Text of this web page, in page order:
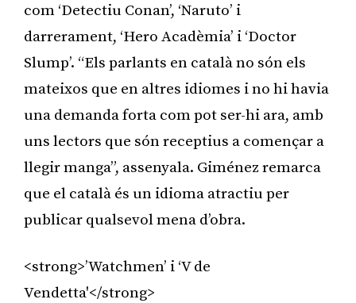
com ‘Detectiu Conan’, ‘Naruto’ i
darrerament, ‘Hero Acadèmia’ i ‘Doctor
Slump’. “Els parlants en català no són els
mateixos que en altres idiomes i no hi havia
una demanda forta com pot ser-hi ara, amb
uns lectors que són receptius a començar a
llegir manga”, assenyala. Giménez remarca
que el català és un idioma atractiu per
publicar qualsevol mena d’obra.
<strong>’Watchmen’ i ‘V de
Vendetta'</strong>